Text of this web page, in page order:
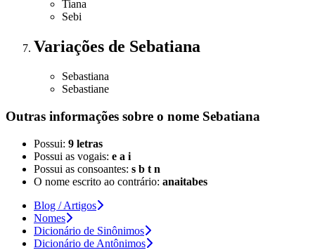
Tiana
Sebi
Variações de Sebatiana
Sebastiana
Sebastiane
Outras informações sobre o nome Sebatiana
Possui: 9 letras
Possui as vogais: e a i
Possui as consoantes: s b t n
O nome escrito ao contrário: anaitabes
Blog / Artigos
Nomes
Dicionário de Sinônimos
Dicionário de Antônimos